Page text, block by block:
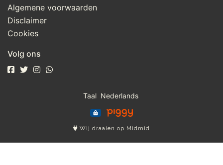
Algemene voorwaarden
Disclaimer
Cookies
Volg ons
Taal
Wij draaien op Midmid